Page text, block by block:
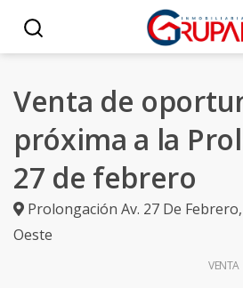
Venta de
próxima a la
27 de febrero
Prolongación Av. 27 De Febrero,
Oeste
VENTA